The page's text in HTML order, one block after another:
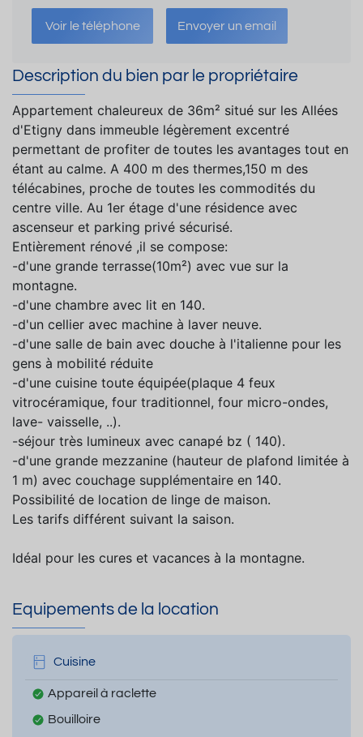
Voir le téléphone Envoyer un email
Description du bien par le propriétaire
Appartement chaleureux de 36m² situé sur les Allées
d'Etigny dans immeuble légèrement excentré
permettant de profiter de toutes les avantages tout en
étant au calme. A 400 m des thermes,150 m des
télécabines, proche de toutes les commodités du
centre ville. Au 1er étage d'une résidence avec
ascenseur et parking privé sécurisé.
Entièrement rénové ,il se compose:
-d'une grande terrasse(10m²) avec vue sur la
montagne.
-d'une chambre avec lit en 140.
-d'un cellier avec machine à laver neuve.
-d'une salle de bain avec douche à l'italienne pour les
gens à mobilité réduite
-d'une cuisine toute équipée(plaque 4 feux
vitrocéramique, four traditionnel, four micro-ondes,
lave- vaisselle, ..).
-séjour très lumineux avec canapé bz ( 140).
-d'une grande mezzanine (hauteur de plafond limitée à
1 m) avec couchage supplémentaire en 140.
Possibilité de location de linge de maison.
Les tarifs différent suivant la saison.
Idéal pour les cures et vacances à la montagne.
Equipements de la location
Cuisine
Appareil à raclette
Bouilloire